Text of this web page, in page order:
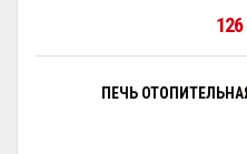
ПЕЧЬ ОТОПИТЕЛЬНАЯ